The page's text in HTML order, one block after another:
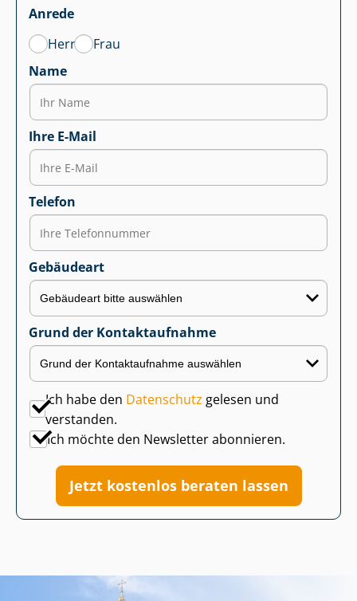
Anrede
Herr
Frau
Name
Ihre E-Mail
Telefon
Gebäudeart
Grund der Kontaktaufnahme
Ich habe den Datenschutz gelesen und
verstanden.
Ich möchte den Newsletter abonnieren.
Jetzt kostenlos beraten lassen